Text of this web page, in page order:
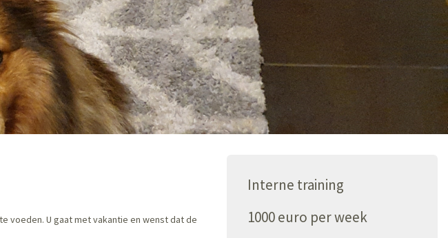
voeden. U gaat met vakantie en wenst dat de
Interne training
1000 euro per week